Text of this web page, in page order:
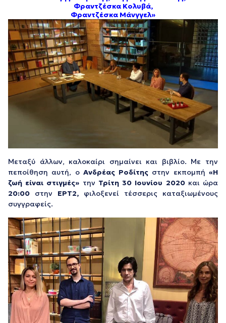
Φραντζέσκα Κολυβά,
Φραντζέσκα Μάνγγελ»
Μεταξύ άλλων, καλοκαίρι σημαίνει και βιβλίο. Με την
πεποίθηση αυτή, ο Ανδρέας Ροδίτης στην εκπομπή«Η
ζωή είναι στιγμές» την Τρίτη 30 Ιουνίου 2020και ώρα
20:00 στην ΕΡΤ2, φιλοξενεί τέσσερις καταξιωμένους
συγγραφείς.